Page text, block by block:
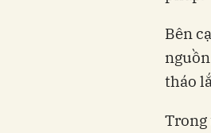
Bên
tháo
Trong